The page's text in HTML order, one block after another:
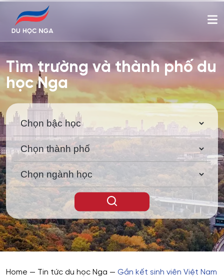
Tìm trường và thành phố du
học Nga
Home — Tin tức du học Nga — Gắn kết sinh viên Việt Nam